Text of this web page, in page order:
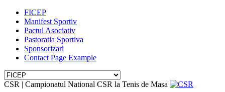
FICEP
Manifest Sportiv
Pactul Asociativ
Pastoratia Sportiva
Sponsorizari
Contact Page Example
CSR | Campionatul National CSR la Tenis de Masa